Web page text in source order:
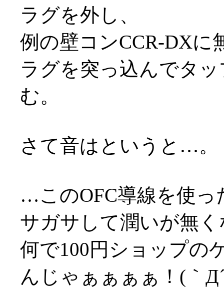
ラグを外し、
例の壁コンCCR-DXに
ラグを突っ込んでタ
む。
さて音はというと…。
…このOFC導線を使っ
サガサして潤いが無
何で100円ショップの
んじゃぁぁぁぁ！(｀